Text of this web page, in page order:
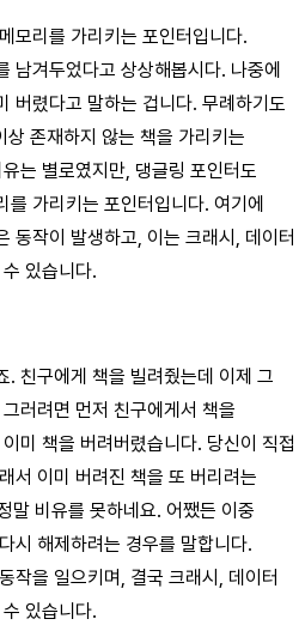
모리를 가리키는 포인터입니다.
남겨두었다고 상상해봅시다. 나중에
버렸다고 말하는 겁니다. 무례하기도
존재하지 않는 책을 가리키는
는 별로였지만, 댕글링 포인터도
를 가리키는 포인터입니다. 여기에
동작이 발생하고, 이는 크래시, 데이터
있습니다.
. 친구에게 책을 빌려줬는데 이제 그
러려면 먼저 친구에게서 책을
미 책을 버려버렸습니다. 당신이 직접
서 이미 버려진 책을 또 버리려는
말 비유를 못하네요. 어쨌든 이중
시 해제하려는 경우를 말합니다.
작을 일으키며, 결국 크래시, 데이터
있습니다.